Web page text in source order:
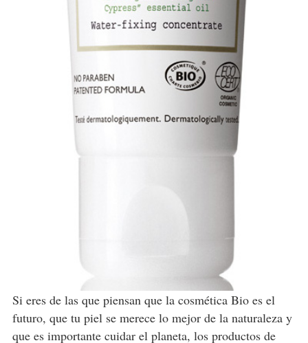
Si eres de las que piensan que la cosmética Bio es el
futuro, que tu piel se merece lo mejor de la naturaleza y
que es importante cuidar el planeta, los productos de